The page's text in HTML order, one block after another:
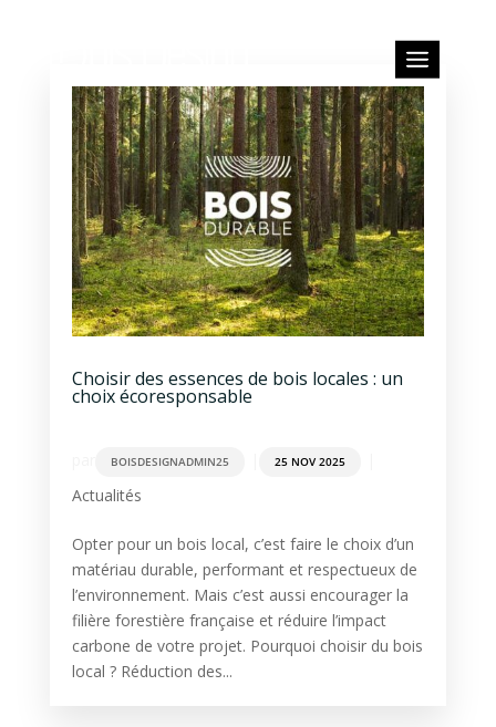
Choisir des essences de bois locales : un
choix écoresponsable
BOISDESIGNADMIN25 25 NOV 2025
Actualités
Opter pour un bois local, c’est faire le choix d’un
matériau durable, performant et respectueux de
l’environnement. Mais c’est aussi encourager la
filière forestière française et réduire l’impact
carbone de votre projet. Pourquoi choisir du bois
local ? Réduction des...